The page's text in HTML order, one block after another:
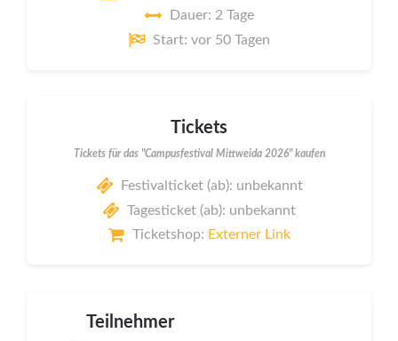
Dauer: 2 Tage
Start: vor 50 Tagen
Tickets
Tickets für das "Campusfestival Mittweida 2026" kaufen
Festivalticket (ab): unbekannt
Tagesticket (ab): unbekannt
Ticketshop: Externer Link
Teilnehmer